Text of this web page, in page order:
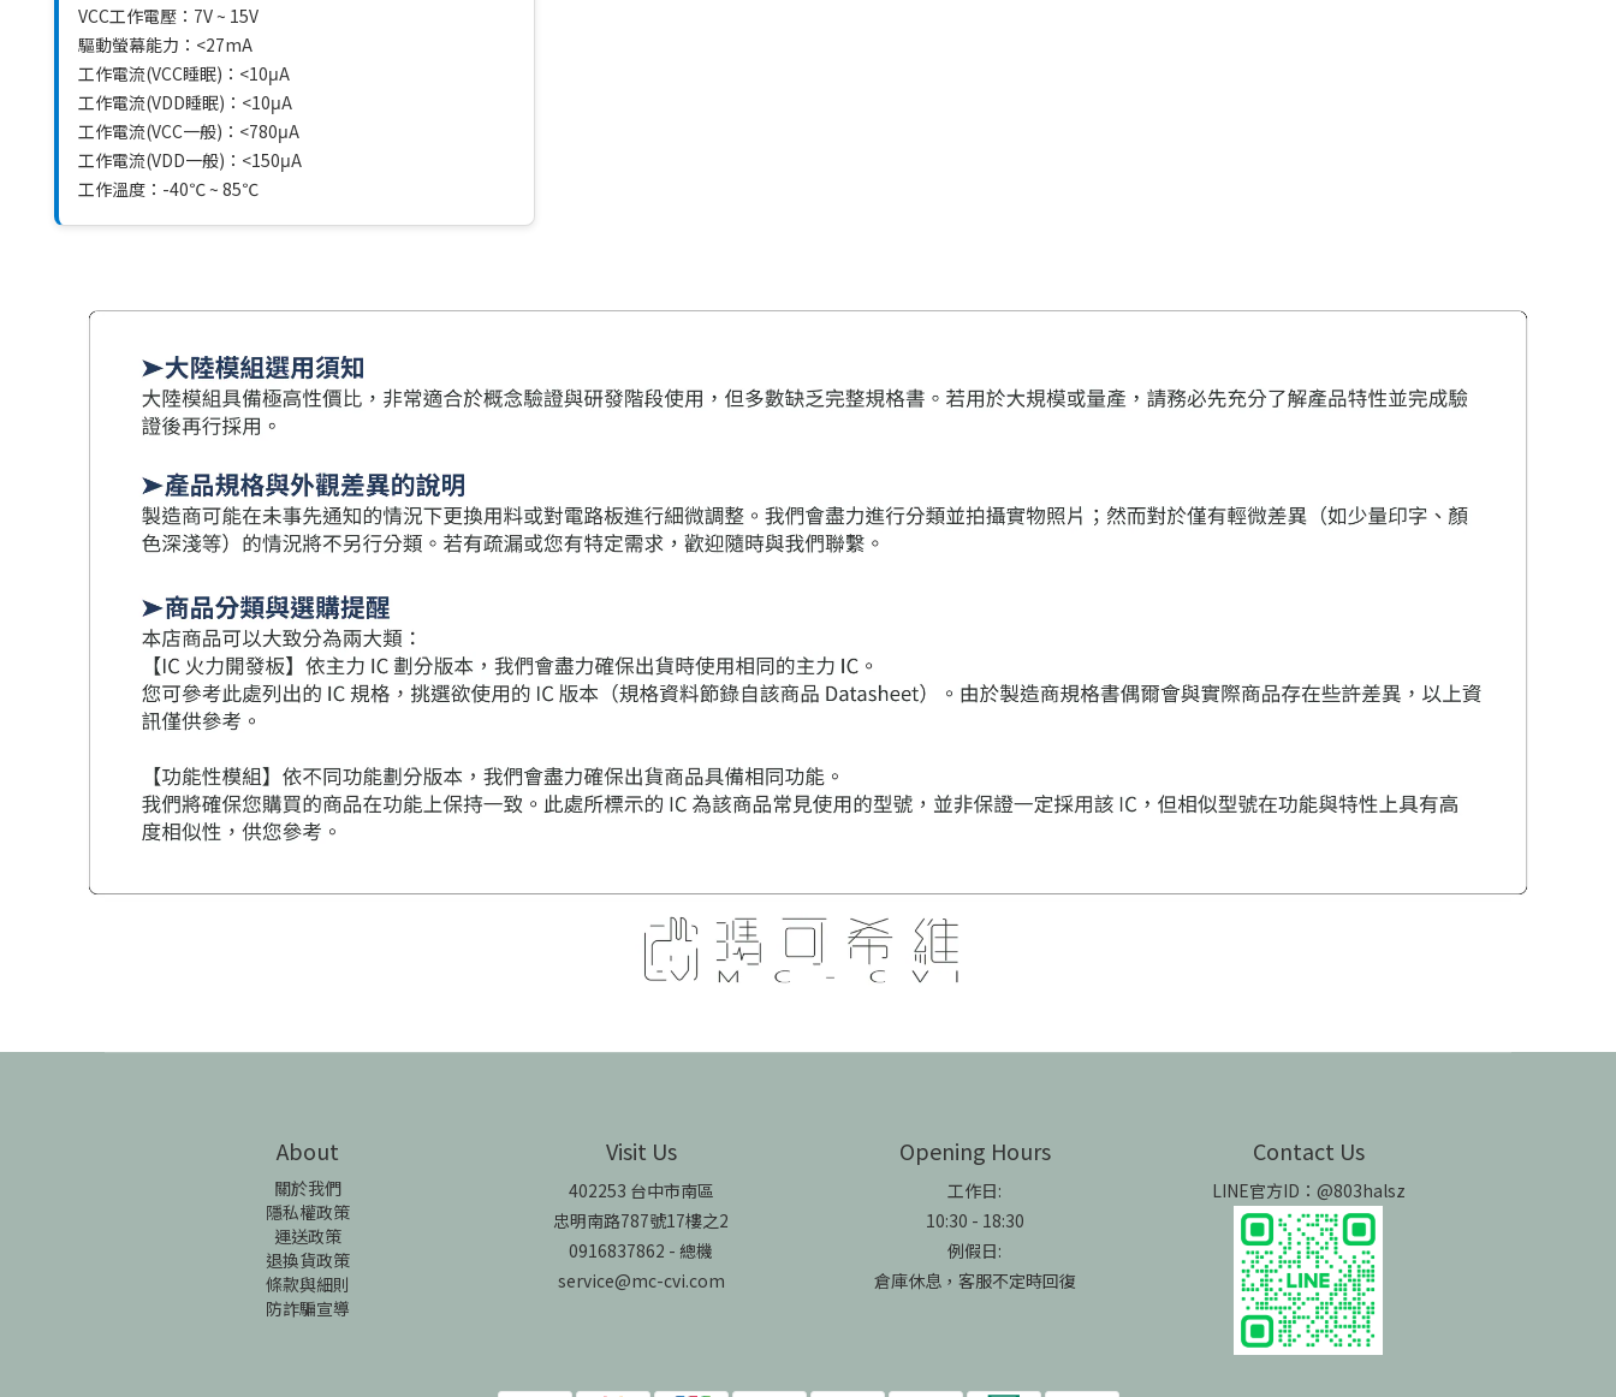
VCC工作電壓：7V ~ 15V
驅動螢幕能力：<27mA
工作電流(VCC睡眠)：<10μA
工作電流(VDD睡眠)：<10μA
工作電流(VCC一般)：<780μA
工作電流(VDD一般)：<150μA
工作溫度：-40℃ ~ 85℃
About
關於我們
隱私權政策
運送政策
退換貨政策
條款與細則
防詐騙宣導
Visit Us
402253 台中市南區
忠明南路787號17樓之2
0916837862 - 總機
service@mc-cvi.com
Opening Hours
工作日:
10:30 - 18:30
例假日:
倉庫休息，客服不定時回復
Contact Us
LINE官方ID：@803halsz